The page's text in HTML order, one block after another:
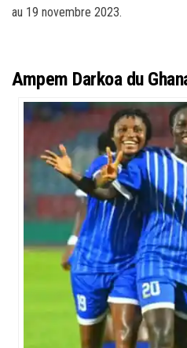
au 19 novembre 2023.
Ampem Darkoa du